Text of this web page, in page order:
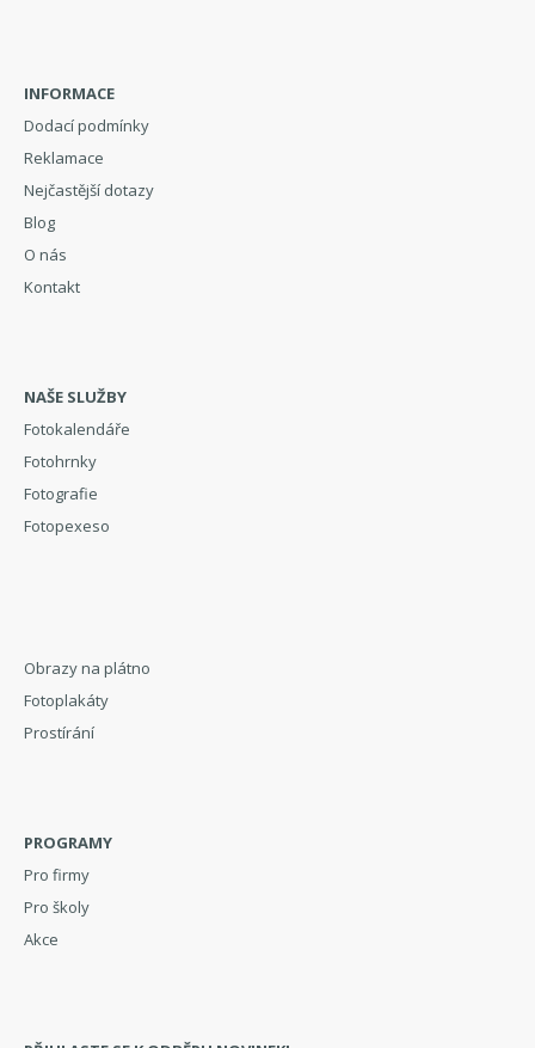
INFORMACE
Dodací podmínky
Reklamace
Nejčastější dotazy
Blog
O nás
Kontakt
NAŠE SLUŽBY
Fotokalendáře
Fotohrnky
Fotografie
Fotopexeso
Obrazy na plátno
Fotoplakáty
Prostírání
PROGRAMY
Pro firmy
Pro školy
Akce